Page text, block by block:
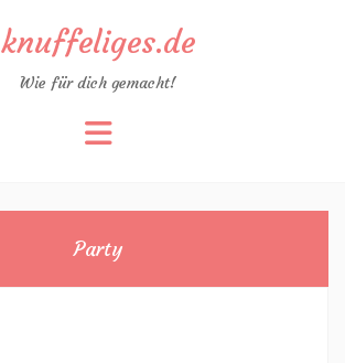
knuffeliges.de
Wie für dich gemacht!
Party